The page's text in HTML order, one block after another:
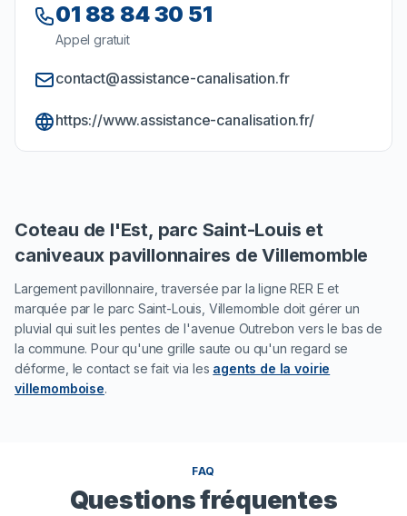
01 88 84 30 51
Appel gratuit
contact@assistance-canalisation.fr
https://www.assistance-canalisation.fr/
Coteau de l'Est, parc Saint-Louis et
caniveaux pavillonnaires de Villemomble
Largement pavillonnaire, traversée par la ligne RER E et
marquée par le parc Saint-Louis, Villemomble doit gérer un
pluvial qui suit les pentes de l'avenue Outrebon vers le bas de
la commune. Pour qu'une grille saute ou qu'un regard se
déforme, le contact se fait via les agents de la voirie
villemomboise.
FAQ
Questions fréquentes